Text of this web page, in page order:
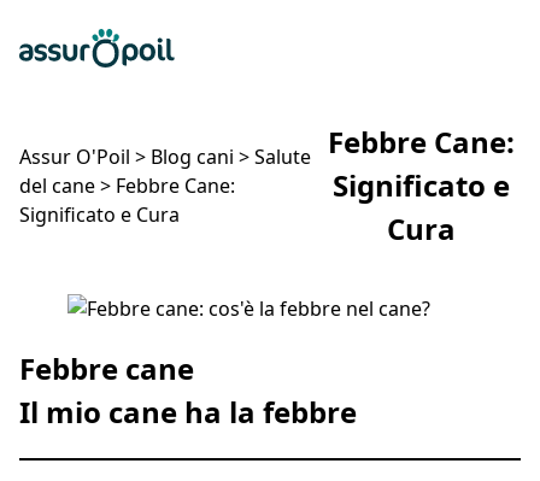
Assur O'Poil
Assur O'Poil > Blog cani >Salute
del cane> Febbre Cane:
Significato e Cura
Febbre Cane:
Significato e
Cura
Febbre Cane: Significato e Cura
Febbre cane
Il mio cane ha la febbre